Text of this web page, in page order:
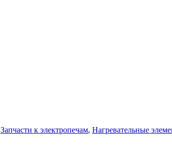
Запчасти к электропечам, Нагревательные